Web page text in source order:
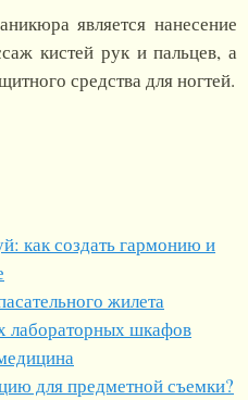
является нанесение
кистей рук и пальцев, а
средства для ногтей.
как создать гармонию и
жилета
лабораторных шкафов
для предметной съемки?